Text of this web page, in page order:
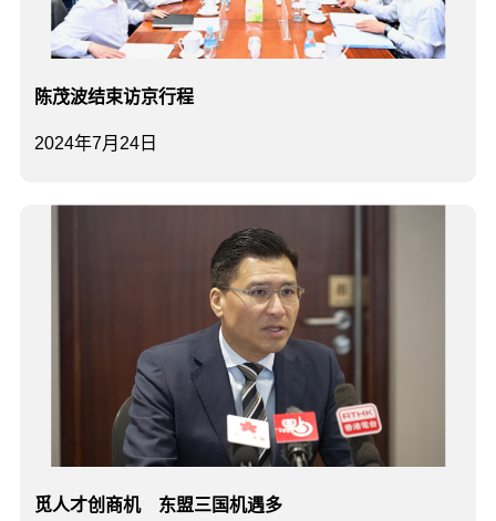
2024年7月24日
陈茂波结束访京行程
觅人才创商机 东盟三国机遇多